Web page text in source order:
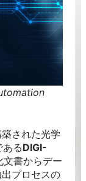
された光学
るDIGI-
文書からデー
プロセスの